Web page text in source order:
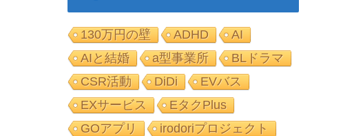
130万円の壁 ADHD
AI
AIと結婚
a型事業所
BLドラマ
CSR活動
DiDi
EVバス
EXサービス
EタクPlus
GOアプリ
irodoriプロジェクト